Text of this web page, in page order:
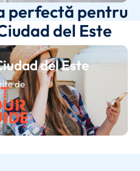
perfectă pentru
del Este
del Este
de